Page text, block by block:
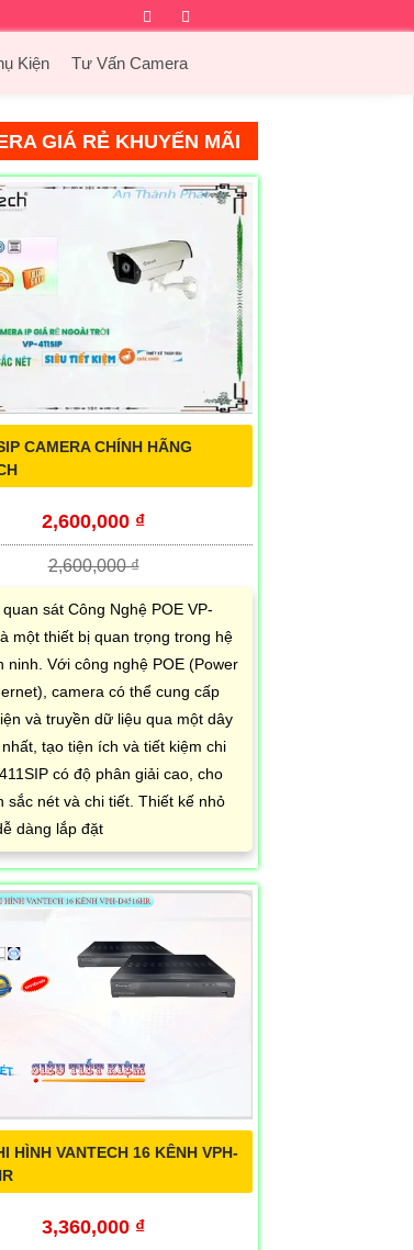
Facebook
Kiện Tư Vấn Camera
GIÁ RẺ KHUYẾN MÃI
CAMERA CHÍNH HÃNG
2,600,000 ₫
2,600,000 ₫
sát Công Nghệ POE VP-
một thiết bị quan trọng trong hệ
ninh. Với công nghệ POE (Power
camera có thể cung cấp
và truyền dữ liệu qua một dây
tạo tiện ích và tiết kiệm chi
có độ phân giải cao, cho
sắc nét và chi tiết. Thiết kế nhỏ
dàng lắp đặt
HÌNH VANTECH 16 KÊNH VPH-
3,360,000 ₫